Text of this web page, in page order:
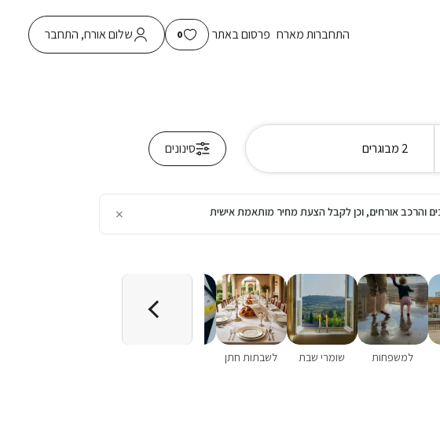
התחברות מארח פרסום באתר 0 שלום אורח, התחבר
2 מבוגרים סינונים
והרכב אורחים, וכן לקבל הצעת מחיר מותאמת אישית ×
למשפחות שומרי שבת לשבתות חתן